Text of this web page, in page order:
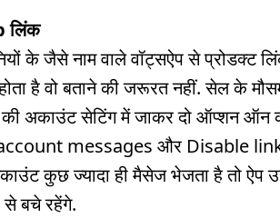
लिंक
के जैसे नाम वाले वॉट्सऐप से
है वो बताने की जरूरत नहीं. सेल के
की अकाउंट सेटिंग में जाकर दो ऑप्शन
messages और Disable link
कुछ ज्यादा ही मैसेज भेजता है तो
से बचे रहेंगे.